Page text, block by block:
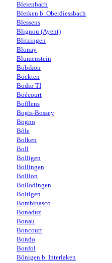
Bleienbach
Bleiken b. Oberdiessbach
Blessens
Blignou (Ayent)
Blitzingen
Blonay
Blumenstein
Böbikon
Böckten
Bodio TI
Boécourt
Bofflens
Bogis-Bossey
Bogno
Bôle
Bolken
Boll
Bolligen
Bollingen
Bollion
Bollodingen
Boltigen
Bombinasco
Bonaduz
Bonau
Boncourt
Bondo
Bonfol
Bönigen b. Interlaken